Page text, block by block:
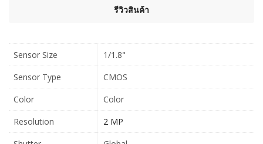
รีวิวสินค้า
Sensor Size
1/1.8"
Sensor Type
CMOS
Color
Color
Resolution
2 MP